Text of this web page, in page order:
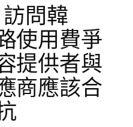
問韓
使用費爭
提供者與
商應該合